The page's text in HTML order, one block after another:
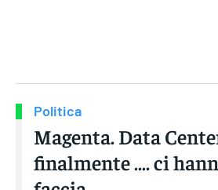
Politica
Magenta. Data
finalmente …. ci